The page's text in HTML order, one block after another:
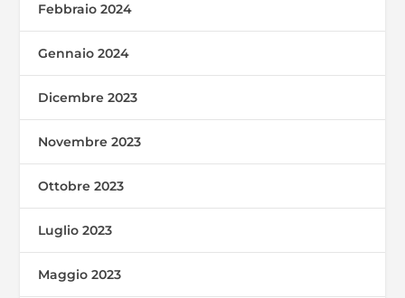
Febbraio 2024
Gennaio 2024
Dicembre 2023
Novembre 2023
Ottobre 2023
Luglio 2023
Maggio 2023